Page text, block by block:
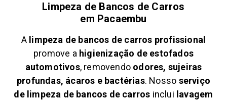
Limpeza de Bancos de Carros
em Pacaembu
A limpeza de bancos de carros profissional
promove a higienização de estofados
automotivos, removendo odores, sujeiras
profundas, ácaros e bactérias. Nosso serviço
de limpeza de bancos de carros inclui lavagem